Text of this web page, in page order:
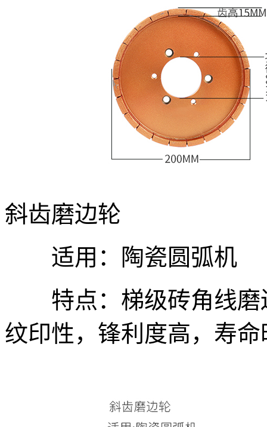
斜齿磨边轮
适用：陶瓷圆弧机
特点：梯级砖角线磨
纹印性，锋利度高，寿